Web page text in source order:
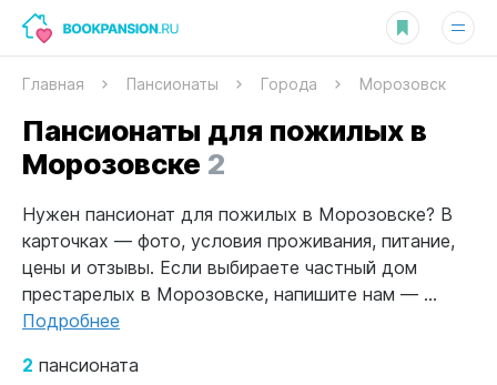
Главная Пансионаты Города Морозовск
Пансионаты для пожилых в
Морозовске 2
Нужен пансионат для пожилых в Морозовске? В
карточках — фото, условия проживания, питание,
цены и отзывы. Если выбираете частный дом
престарелых в Морозовске, напишите нам — ...
Подробнее
2 пансионата